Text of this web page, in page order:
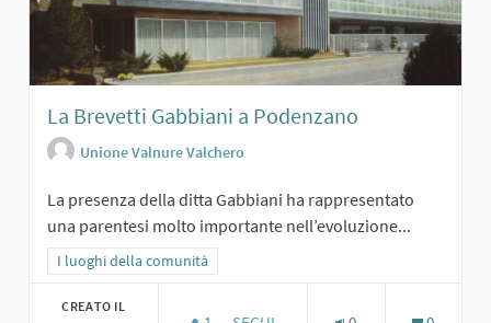
La Brevetti Gabbiani a Podenzano
Unione Valnure Valchero
La presenza della ditta Gabbiani ha rappresentato
una parentesi molto importante nell’evoluzione...
Filtra i risultati per categoria: I luoghi della comunità
I luoghi della comunità
CREATO IL